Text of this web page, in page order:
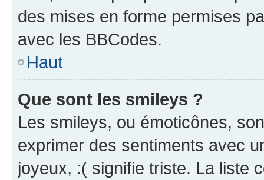
des mises en forme permises
avec les BBCodes.
Haut
Que sont les smileys ?
Les smileys, ou émoticônes,
exprimer des sentiments avec
joyeux, :( signifie triste. La liste